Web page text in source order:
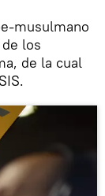
musulmano
los
de la cual